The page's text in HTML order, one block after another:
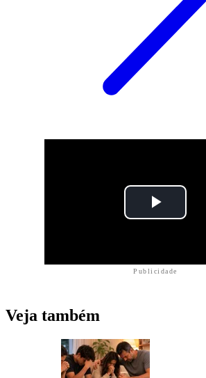
Publicidade
Veja também